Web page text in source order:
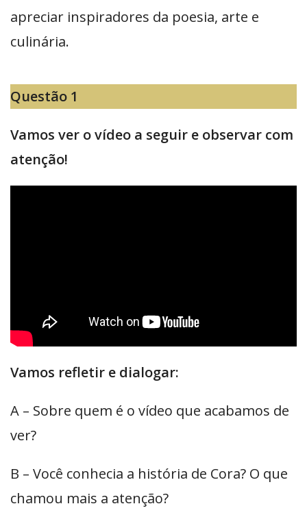
apreciar inspiradores da poesia, arte e
culinária.
Questão 1
Vamos ver o vídeo a seguir e observar com
atenção!
Vamos refletir e dialogar:
A – Sobre quem é o vídeo que acabamos de
ver?
B – Você conhecia a história de Cora? O que
chamou mais a atenção?